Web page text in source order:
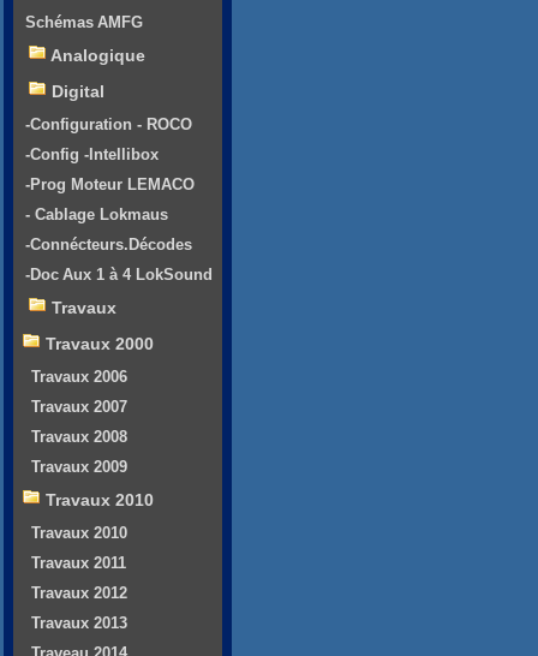
Schémas AMFG
Analogique
Digital
-Configuration - ROCO
-Config -Intellibox
-Prog Moteur LEMACO
- Cablage Lokmaus
-Connécteurs.Décodes
-Doc Aux 1 à 4 LokSound
Travaux
Travaux 2000
Travaux 2006
Travaux 2007
Travaux 2008
Travaux 2009
Travaux 2010
Travaux 2010
Travaux 2011
Travaux 2012
Travaux 2013